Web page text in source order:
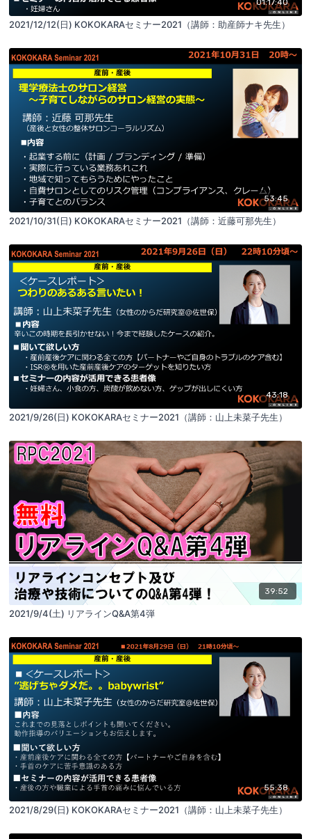
01:17:40
2021/12/12(日) KOKOKARAセミナー2021（講師：助産師ナキ先生）
53:45
2021/10/31(日) KOKOKARAセミナー2021（講師：近藤可那先生）
43:18
2021/9/26(日) KOKOKARAセミナー2021（講師：山上未菜子先生）
39:52
2021/9/4(土) リアラインQ&A第4弾
55:38
2021/8/29(日) KOKOKARAセミナー2021（講師：山上未菜子先生）